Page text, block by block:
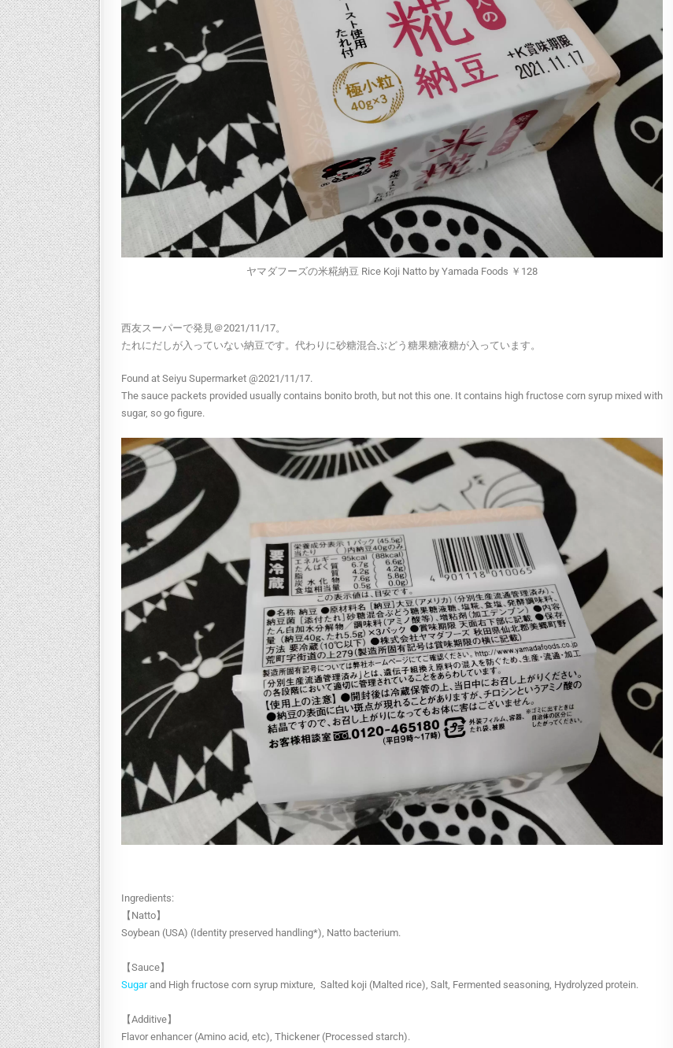
ヤマダフーズの米糀納豆 Rice Koji Natto by Yamada Foods ￥128
西友スーパーで発見＠2021/11/17。
たれにだしが入っていない納豆です。代わりに砂糖混合ぶどう糖果糖液糖が入っています。
Found at Seiyu Supermarket @2021/11/17.
The sauce packets provided usually contains bonito broth, but not this one. It contains high fructose corn syrup mixed with
sugar, so go figure.
Ingredients:
【Natto】
Soybean (USA) (Identity preserved handling*), Natto bacterium.
【Sauce】
Sugarand High fructose corn syrup mixture, Salted koji (Malted rice), Salt, Fermented seasoning, Hydrolyzed protein.
【Additive】
Flavor enhancer (Amino acid, etc), Thickener (Processed starch).